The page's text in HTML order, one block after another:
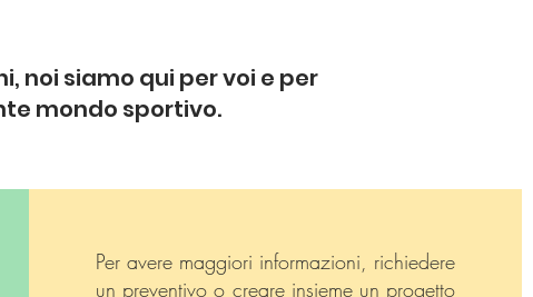
noi siamo qui per voi e per
mondo sportivo.
Per avere maggiori informazioni, richiedere
un preventivo o creare insieme un progetto